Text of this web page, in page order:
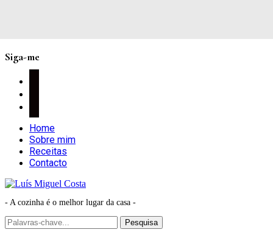
Siga-me
Home
Sobre mim
Receitas
Contacto
- A cozinha é o melhor lugar da casa -